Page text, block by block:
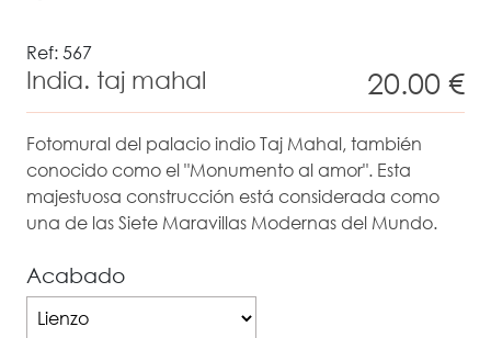
Ref: 567
india. taj mahal 20.00 €
Fotomural del palacio indio Taj Mahal, también
conocido como el "Monumento al amor". Esta
majestuosa construcción está considerada como
una de las Siete Maravillas Modernas del Mundo.
Acabado